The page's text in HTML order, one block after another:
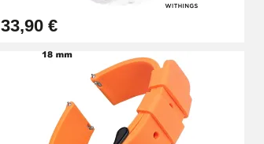
Ajouter au panier
Ajouter au panier
33,90 €